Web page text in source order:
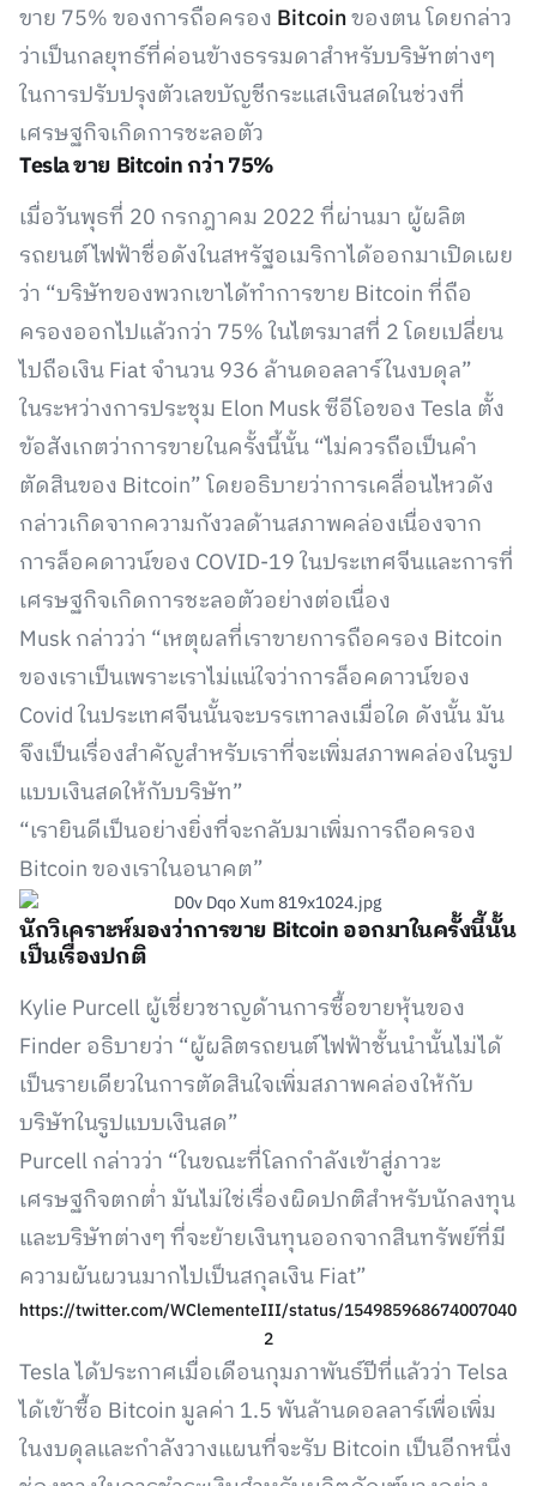
ขาย 75% ของการถือครอง Bitcoinของตน โดยกล่าว
ว่าเป็นกลยุทธ์ที่ค่อนข้างธรรมดาสำหรับบริษัทต่างๆ
ในการปรับปรุงตัวเลขบัญชีกระแสเงินสดในช่วงที่
เศรษฐกิจเกิดการชะลอตัว
Tesla ขาย Bitcoin กว่า 75%
เมื่อวันพุธที่ 20 กรกฎาคม 2022 ที่ผ่านมา ผู้ผลิต
รถยนต์ไฟฟ้าชื่อดังในสหรัฐอเมริกาได้ออกมาเปิดเผย
ว่า “บริษัทของพวกเขาได้ทำการขาย Bitcoin ที่ถือ
ครองออกไปแล้วกว่า 75% ในไตรมาสที่ 2 โดยเปลี่ยน
ไปถือเงิน Fiat จำนวน 936 ล้านดอลลาร์ในงบดุล”
ในระหว่างการประชุม Elon Musk ซีอีโอของ Tesla ตั้ง
ข้อสังเกตว่าการขายในครั้งนี้นั้น “ไม่ควรถือเป็นคำ
ตัดสินของ Bitcoin” โดยอธิบายว่าการเคลื่อนไหวดัง
กล่าวเกิดจากความกังวลด้านสภาพคล่องเนื่องจาก
การล็อคดาวน์ของ COVID-19 ในประเทศจีนและการที่
เศรษฐกิจเกิดการชะลอตัวอย่างต่อเนื่อง
Musk กล่าวว่า “เหตุผลที่เราขายการถือครอง Bitcoin
ของเราเป็นเพราะเราไม่แน่ใจว่าการล็อคดาวน์ของ
Covid ในประเทศจีนนั้นจะบรรเทาลงเมื่อใด ดังนั้น มัน
จึงเป็นเรื่องสำคัญสำหรับเราที่จะเพิ่มสภาพคล่องในรูป
แบบเงินสดให้กับบริษัท”
“เรายินดีเป็นอย่างยิ่งที่จะกลับมาเพิ่มการถือครอง
Bitcoin ของเราในอนาคต”
นักวิเคราะห์มองว่าการขาย Bitcoin ออกมาในครั้งนี้นั้น
เป็นเรื่องปกติ
Kylie Purcell ผู้เชี่ยวชาญด้านการซื้อขายหุ้นของ
Finder อธิบายว่า “ผู้ผลิตรถยนต์ไฟฟ้าชั้นนำนั้นไม่ได้
เป็นรายเดียวในการตัดสินใจเพิ่มสภาพคล่องให้กับ
บริษัทในรูปแบบเงินสด”
Purcell กล่าวว่า “ในขณะที่โลกกำลังเข้าสู่ภาวะ
เศรษฐกิจตกต่ำ มันไม่ใช่เรื่องผิดปกติสำหรับนักลงทุน
และบริษัทต่างๆ ที่จะย้ายเงินทุนออกจากสินทรัพย์ที่มี
ความผันผวนมากไปเป็นสกุลเงิน Fiat”
https://twitter.com/WClementeIII/status/154985968674007040
2
Tesla ได้ประกาศเมื่อเดือนกุมภาพันธ์ปีที่แล้วว่า Telsa
ได้เข้าซื้อ Bitcoin มูลค่า 1.5 พันล้านดอลลาร์เพื่อเพิ่ม
ในงบดุลและกำลังวางแผนที่จะรับ Bitcoin เป็นอีกหนึ่ง